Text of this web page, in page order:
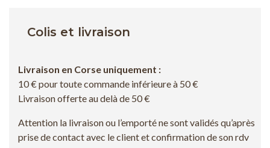
Colis et livraison
Livraison en Corse uniquement :
10 € pour toute commande inférieure à 50 €
Livraison offerte au delà de 50 €
Attention la livraison ou l’emporté ne sont validés qu’après
prise de contact avec le client et confirmation de son rdv